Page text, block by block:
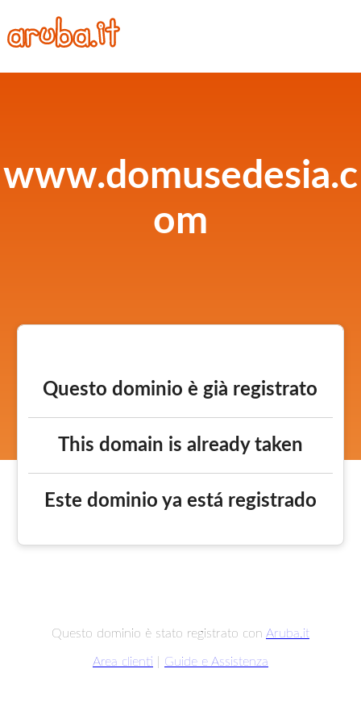
www.domusedesia.c
om
Questo dominio è già registrato
This domain is already taken
Este dominio ya está registrado
Questo dominio è stato registrato con Aruba.it
Area clienti Guide e Assistenza